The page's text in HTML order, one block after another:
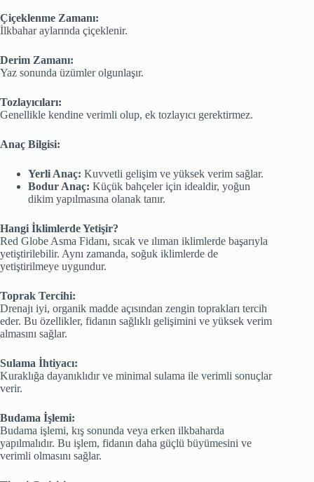
Çiçeklenme Zamanı:
İlkbahar aylarında çiçeklenir.
Derim Zamanı:
Yaz sonunda üzümler olgunlaşır.
Tozlayıcıları:
Genellikle kendine verimli olup, ek tozlayıcı gerektirmez.
Anaç Bilgisi:
Yerli Anaç: Kuvvetli gelişim ve yüksek verim sağlar.
Bodur Anaç: Küçük bahçeler için idealdir, yoğun
dikim yapılmasına olanak tanır.
Hangi İklimlerde Yetişir?
Red Globe Asma Fidanı, sıcak ve ılıman iklimlerde başarıyla
yetiştirilebilir. Aynı zamanda, soğuk iklimlerde de
yetiştirilmeye uygundur.
Toprak Tercihi:
Drenajı iyi, organik madde açısından zengin toprakları tercih
eder. Bu özellikler, fidanın sağlıklı gelişimini ve yüksek verim
almasını sağlar.
Sulama İhtiyacı:
Kuraklığa dayanıklıdır ve minimal sulama ile verimli sonuçlar
verir.
Budama İşlemi:
Budama işlemi, kış sonunda veya erken ilkbaharda
yapılmalıdır. Bu işlem, fidanın daha güçlü büyümesini ve
verimli olmasını sağlar.